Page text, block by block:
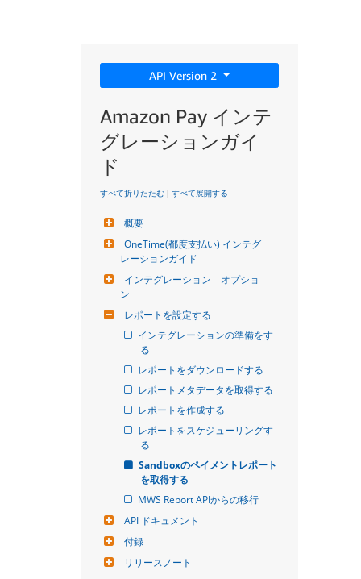
API Version 2
Amazon Pay インテ
グレーションガイ
ド
すべて折りたたむ | すべて展開する
概要
OneTime(都度支払い) インテグ
レーションガイド
インテグレーション　オプショ
ン
レポートを設定する
インテグレーションの準備をす
る
レポートをダウンロードする
レポートメタデータを取得する
レポートを作成する
レポートをスケジューリングす
る
Sandboxのペイメントレポート
を取得する
MWS Report APIからの移行
API ドキュメント
付録
リリースノート